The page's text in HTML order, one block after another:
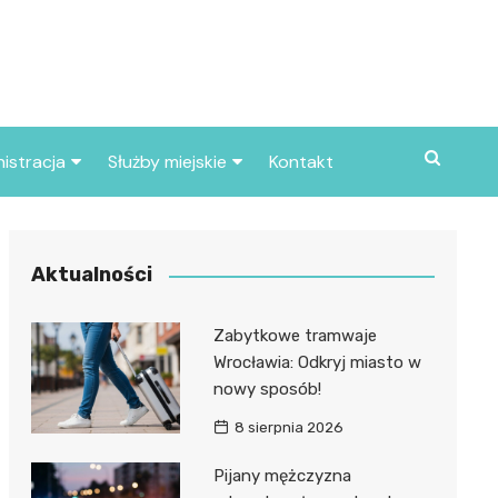
miasta
Służby miejskie
Policja
Kontakt
Aktualności
Zabytkowe tramwaje
Wrocławia: Odkryj miasto w
nowy sposób!
8 sierpnia 2026
Pijany mężczyzna